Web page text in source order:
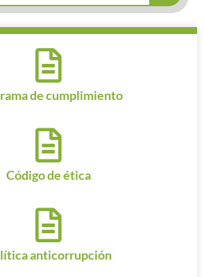
de cumplimiento
Código de ética
anticorrupción